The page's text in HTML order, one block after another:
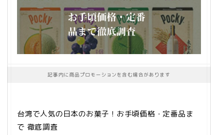
記事内に商品プロモーションを含む場合があります
台湾で人気の日本のお菓子！お手頃価格・定番品ま
で 徹底調査